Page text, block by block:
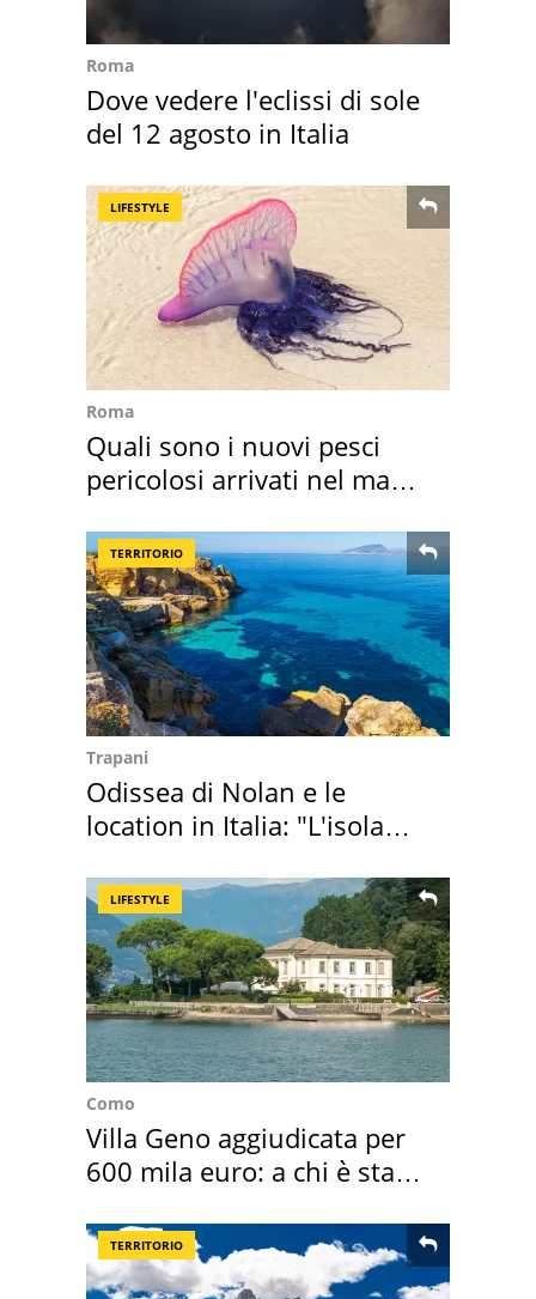
Roma
Dove vedere l'eclissi di sole
del 12 agosto in Italia
LIFESTYLE
Roma
Quali sono i nuovi pesci
pericolosi arrivati nel mar
TERRITORIO
Trapani
Odissea di Nolan e le
location in Italia: "L'isola
LIFESTYLE
Como
Villa Geno aggiudicata per
600 mila euro: a chi è stata
TERRITORIO